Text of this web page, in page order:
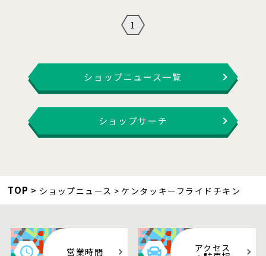
1
ショップニュース一覧
ショップサーチ
TOP ショップニュース ケンタッキーフライドチキン
営業時間 アクセス